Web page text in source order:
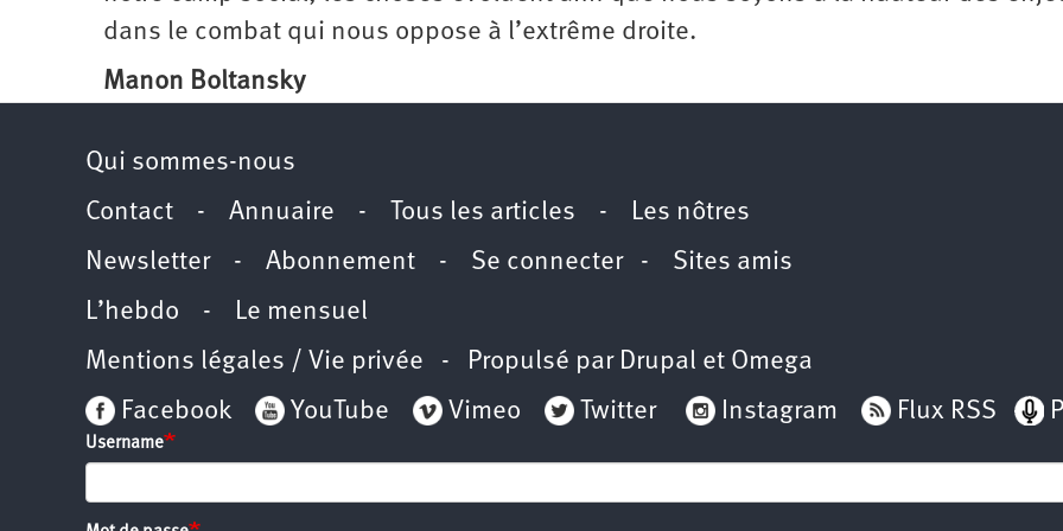
dans le combat qui nous oppose à l’extrême droite.
Manon Boltansky
Qui sommes-nous
Contact - Annuaire - Tous les articles - Les nôtres
Newsletter- Abonnement - Se connecter- Sites amis
L’hebdo - Le mensuel
Mentions légales / Vie privée - Propulsé par Drupal et Omega
Facebook
YouTube Vimeo Twitter Instagram Flux RSS
Username